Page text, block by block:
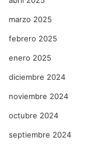
marzo 2025
febrero 2025
enero 2025
diciembre 2024
noviembre 2024
octubre 2024
septiembre 2024